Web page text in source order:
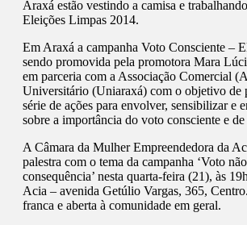
Araxá estão vestindo a camisa e
Eleições Limpas 2014.
Em Araxá a campanha Voto Consciente –
sendo promovida pela promotora Mara
em parceria com a Associação Comercial
Universitário (Uniaraxá) com o objetivo de
série de ações para envolver, sensibilizar e
sobre a importância do voto consciente e
A Câmara da Mulher Empreendedora da
palestra com o tema da campanha ‘Voto
consequência’ nesta quarta-feira (21), às
Acia – avenida Getúlio Vargas, 365,
franca e aberta à comunidade em geral.